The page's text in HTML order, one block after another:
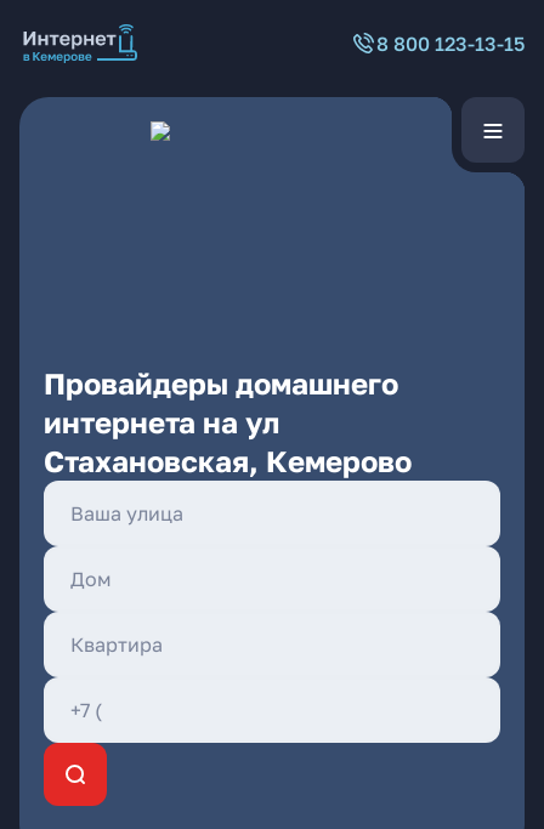
8 800 123-13-15
Провайдеры домашнего
интернета на ул
Стахановская, Кемерово